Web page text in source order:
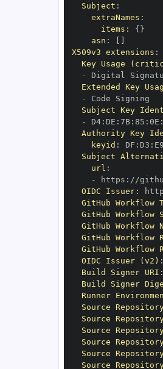
Subject :
extraNames :
items : { }
asn :
X509v3 extensions :
Key Usage
-
Extended Key
-
Subject Key
-
D4: DE : 7B: 85 : 0E :
Authority Key
keyid : DF : D3 : E9
Subject
url :
-
https : //
OIDC Issuer:
GitHub Workflow
GitHub Workflow
GitHub Workflow
GitHub Workflow
GitHub Workflow
OIDC Issuer (v2) :
Build Signer URI :
Build Signer
Runner
Source
Source
Source
Source
Source
Source